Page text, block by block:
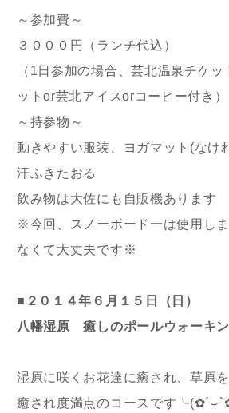
～参加費～
３０００円（ランチ代込）
（1日参加の場合、芸北温泉チケ
ットor芸北アイスorコーヒー付き）
～持参物～
動きやすい服装、ヨガマット(なけ
汗ふきたおる
飲み物は大佐にも自販機あります
※今回、スノーボード一は使用し
なくて大丈夫です※
■２０１４年６月１５日（日）
八幡湿原 癒しのポールウォーキ
湿原に咲くお花達に癒され、草原
癒され度満点のコースです